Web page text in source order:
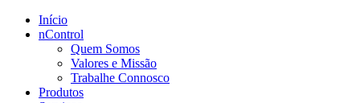
Início
nControl
Quem Somos
Valores e Missão
Trabalhe Connosco
Produtos